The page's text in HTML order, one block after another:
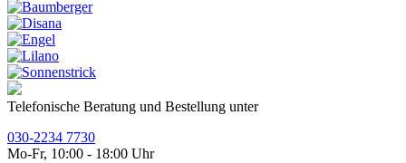
Telefonische Beratung und Bestellung unter
030-2234 7730
Mo-Fr, 10:00 - 18:00 Uhr